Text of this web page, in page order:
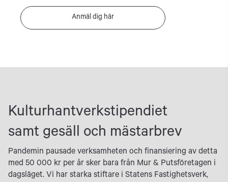
Anmäl dig här
Kulturhantverkstipendiet
samt gesäll och mästarbrev
Pandemin pausade verksamheten och finansiering av detta
med 50 000 kr per år sker bara från Mur & Putsföretagen i
dagsläget. Vi har starka stiftare i Statens Fastighetsverk,